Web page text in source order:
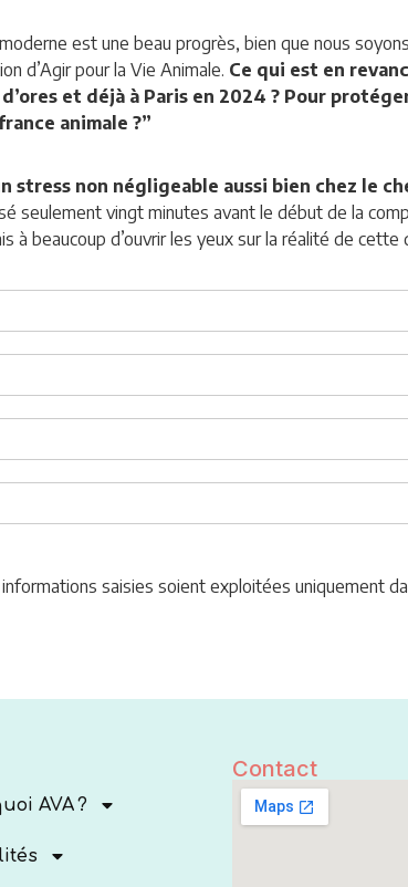
est une beau progrès, bien que nous
d’Agir pour la Vie Animale. Ce qui est en
et déjà à Paris en 2024 ? Pour
animale ?”
stress non négligeable aussi bien chez le
seulement vingt minutes avant le début de la
à beaucoup d’ouvrir les yeux sur la réalité de cette
saisies soient exploitées uniquement
AVA ?
Contact